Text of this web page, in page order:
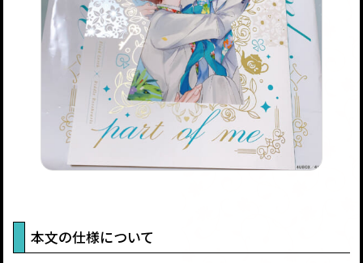
本文の仕様について